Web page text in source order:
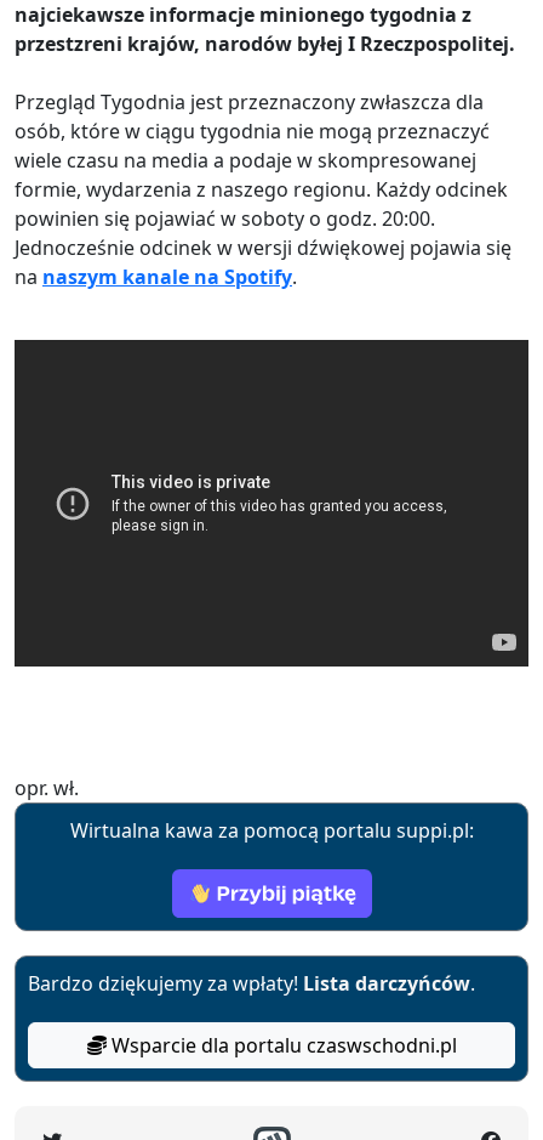
najciekawsze informacje minionego tygodnia z
przestzreni krajów, narodów byłej I Rzeczpospolitej.
Przegląd Tygodnia jest przeznaczony zwłaszcza dla
osób, które w ciągu tygodnia nie mogą przeznaczyć
wiele czasu na media a podaje w skompresowanej
formie, wydarzenia z naszego regionu. Każdy odcinek
powinien się pojawiać w soboty o godz. 20:00.
Jednocześnie odcinek w wersji dźwiękowej pojawia się
na naszym kanale na Spotify.
opr. wł.
Wirtualna kawa za pomocą portalu suppi.pl:
Bardzo dziękujemy za wpłaty! Lista darczyńców.
Wsparcie dla portalu czaswschodni.pl